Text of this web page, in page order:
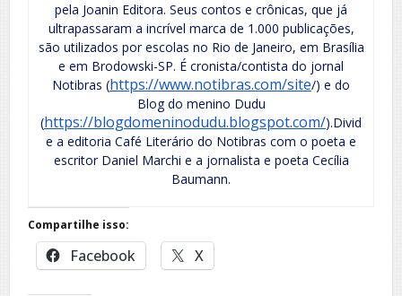
pela Joanin Editora. Seus contos e crônicas, que já
ultrapassaram a incrível marca de 1.000 publicações,
são utilizados por escolas no Rio de Janeiro, em Brasília
e em Brodowski-SP. É cronista/contista do jornal
Notibras (https://www.notibras.com/site/) e do
Blog do menino Dudu
(https://blogdomeninodudu.blogspot.com/).Divid
e a editoria Café Literário do Notibras com o poeta e
escritor Daniel Marchi e a jornalista e poeta Cecília
Baumann.
Compartilhe isso:
Facebook X